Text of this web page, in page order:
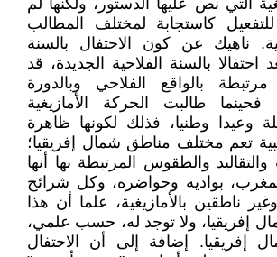
التي نص عليها الدستور، ولكنها لم
كاستجابة لمختلف المطالب
ناهيك عن كون الاحتفال بالسنة
احتفالا بالسنة الفلاحية الجديدة، قد
بالواقع الفلاحي وبالدورة
فحينما طالبت الحركة الأمازيغية
وعيدا وطنيا، فذلك لكونها ظاهرة
تعم مختلف مناطق شمال إفريقيا؛
والطقوس المرتبطة بها أنها
بواديه وحواضره، وكل شرائح
ناطقين بالأمازيغية، علما أن هذا
إفريقيا، ولا توجد له، حسب علمي،
إفريقيا. إضافة إلى أن الاحتفال